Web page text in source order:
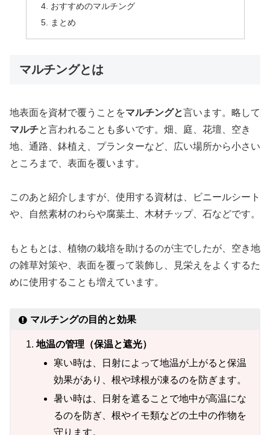
おすすめのマルチング
まとめ
マルチングとは
地表面を資材で覆うことをマルチングと言います。略して
マルチと言われることも多いです。畑、庭、花壇、空き
地、通路、鉢植え、プランターなど、広い場所から小さい
ところまで、表面を覆います。
このあと紹介しますが、使用する資材は、ビニールシート
や、自然素材のわらや腐葉土、木材チップ、石などです。
もともとは、植物の栽培を助けるのが主でしたが、空き地
の雑草対策や、表面を覆って装飾し、見栄えをよくするた
めに使用することも増えています。
マルチングの目的と効果
地温の管理（保温と遮光）
寒い時は、日射によって地温が上がると保温
効果があり、根や球根が凍るのを防ぎます。
暑い時は、日射を遮ることで地中が高温にな
るのを防ぎ、根やイモ類などの土中の作物を
守ります。